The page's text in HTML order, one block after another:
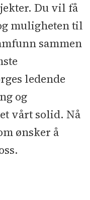
Du vil få
muligheten til
sammen
ledende
og
vårt solid. Nå
ønsker å